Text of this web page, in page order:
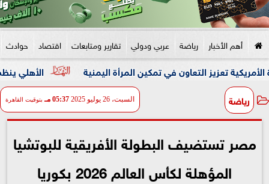
أهم الأخبار رياضة عربي ودولي تقارير ومتابعات اقتصاد حوادث
الأهلي ينظم ممرًا التعاون في تمكين المرأة اليمنية
رياضة السبت، 26 يوليو 2025 05:37 مـ بتوقيت القاهرة
مصر تستضيف البطولة الأفريقية للبوتشيا
المؤهلة لكأس العالم 2026 بكوريا